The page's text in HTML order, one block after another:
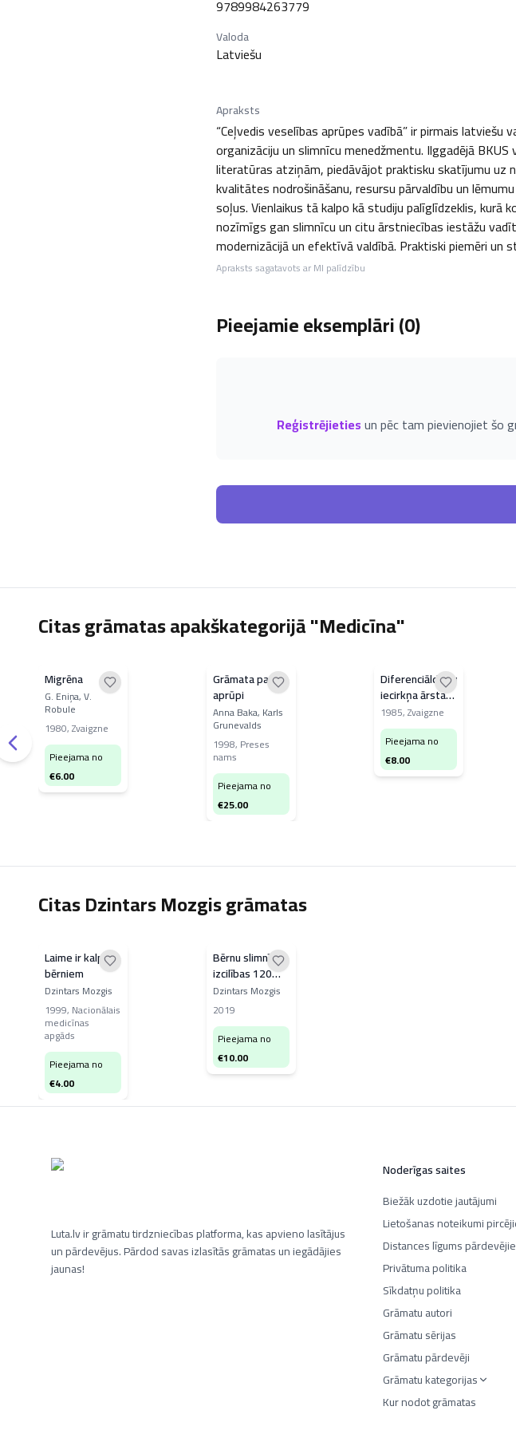
9789984263779
Valoda
Latviešu
Apraksts
“Ceļvedis veselības aprūpes vadībā” ir pirmais
organizāciju un slimnīcu menedžmentu. Ilggadējā
literatūras atziņām, piedāvājot praktisku skatījumu uz
kvalitātes nodrošināšanu, resursu pārvaldību un
soļus. Vienlaikus tā kalpo kā studiju palīglīdzeklis,
nozīmīgs gan slimnīcu un citu ārstniecības iestāžu
modernizācijā un efektīvā valdībā. Praktiski piemēri
Apraksts sagatavots ar MI palīdzību
Pieejamie eksemplāri (0)
Reģistrējietiesun pēc tam pievienojiet šo
Citas grāmatas apakškategorijā "Medicīna"
Migrēna
G. Eniņa, V.
Robule
1980,Zvaigzne
Pieejama no
€6.00
Grāmata par
aprūpi
Anna Baka, Karls
Grunevalds
1998, Preses
nams
Pieejama no
€25.00
Diferenciāldiagnostika
iecirkņa ārsta
praksē
1985,Zvaigzne
Pieejama no
€8.00
Citas Dzintars Mozgis grāmatas
Laime ir kalpot
bērniem
Dzintars Mozgis
1999, Nacionālais
medicīnas
apgāds
Pieejama no
€4.00
Bērnu slimnīca -
izcilības 120
gadi
Dzintars Mozgis
2019
Pieejama no
€10.00
Luta.lv ir grāmatu tirdzniecības platforma, kas apvieno lasītājus
un pārdevējus. Pārdod savas izlasītās grāmatas un iegādājies
jaunas!
Noderīgas saites
Biežāk uzdotie jautājumi
Lietošanas noteikumi
Distances līgums
Privātuma politika
Sīkdatņu politika
Grāmatu autori
Grāmatu sērijas
Grāmatu pārdevēji
Grāmatu kategorijas
Kur nodot grāmatas